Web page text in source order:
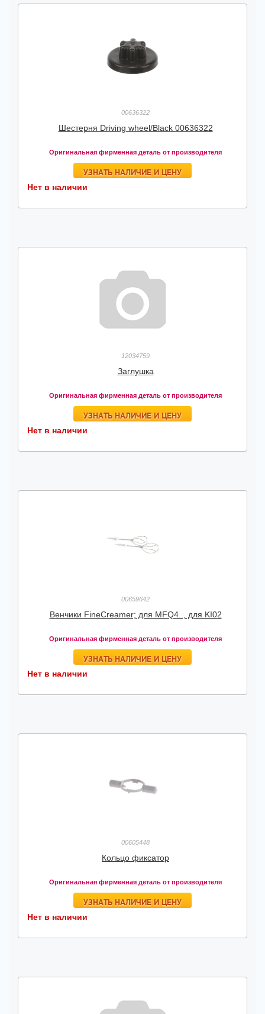
00636322
Шестерня Driving wheel/Black 00636322
Оригинальная фирменная деталь от производителя
УЗНАТЬ НАЛИЧИЕ И ЦЕНУ
Нет в наличии
12034759
Заглушка
Оригинальная фирменная деталь от производителя
УЗНАТЬ НАЛИЧИЕ И ЦЕНУ
Нет в наличии
00659642
Венчики FineCreamer; для MFQ4.., для KI02
Оригинальная фирменная деталь от производителя
УЗНАТЬ НАЛИЧИЕ И ЦЕНУ
Нет в наличии
00605448
Кольцо фиксатор
Оригинальная фирменная деталь от производителя
УЗНАТЬ НАЛИЧИЕ И ЦЕНУ
Нет в наличии